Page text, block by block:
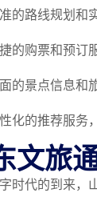
的路线规划和
的购票和预订
的景点信息和
化的推荐服务
文旅
时代的到来，